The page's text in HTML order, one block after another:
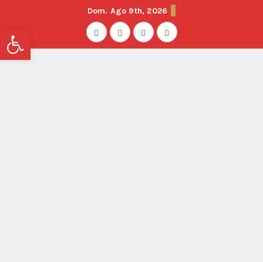
Dom. Ago 9th, 2026
Abrir barra de herramientas